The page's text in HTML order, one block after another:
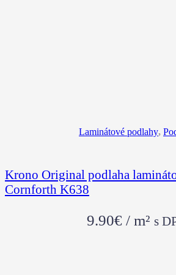
Laminátové podlahy,
Krono Original podlaha
Cornforth K638
9.90€ / m² s